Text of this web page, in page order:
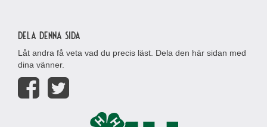
Dela denna sida
Låt andra få veta vad du precis läst. Dela den här sidan med
dina vänner.